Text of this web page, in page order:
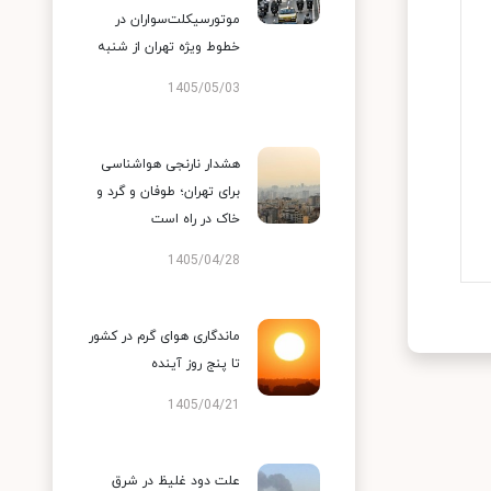
موتورسیکلت‌سواران در
خطوط ویژه تهران از شنبه
1405/05/03
هشدار نارنجی هواشناسی
برای تهران؛ طوفان و گرد و
خاک در راه است
1405/04/28
ماندگاری هوای گرم در کشور
تا پنج روز آینده
1405/04/21
علت دود غلیظ در شرق